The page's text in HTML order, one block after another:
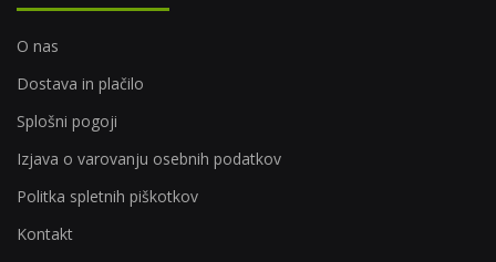
O nas
Dostava in plačilo
Splošni pogoji
Izjava o varovanju osebnih podatkov
Politka spletnih piškotkov
Kontakt